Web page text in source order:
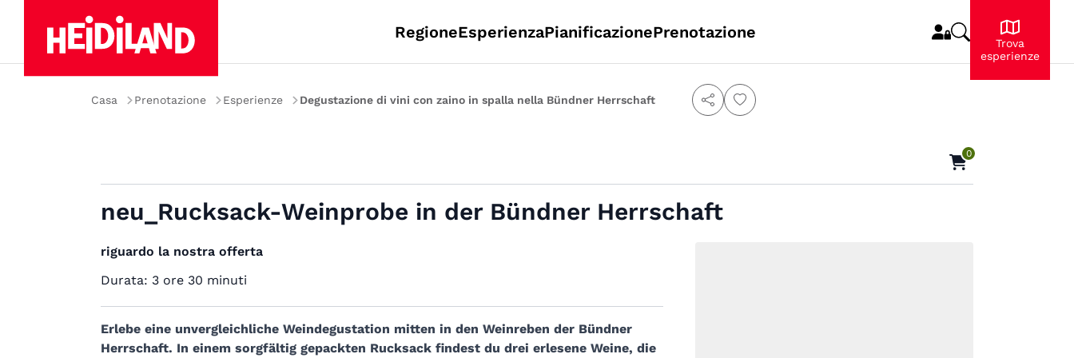
RegioneEsperienzaPianificazionePrenotazione
Trova
esperienze
Casa Prenotazione Esperienze Degustazione di vini con zaino in spalla nella Bündner Herrschaft
0
neu_Rucksack-Weinprobe in der Bündner Herrschaft
riguardo la nostra offerta
Durata: 3 ore 30 minuti
Erlebe eine unvergleichliche Weindegustation mitten in den Weinreben der Bündner
Herrschaft. In einem sorgfältig gepackten Rucksack findest du drei erlesene Weine, die